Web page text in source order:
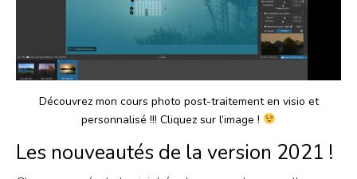
Découvrez mon cours photo post-traitement en visio et
personnalisé !!! Cliquez sur l’image !
Les nouveautés de la version 2021 !